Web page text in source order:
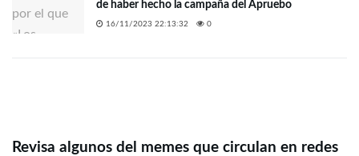
de haber hecho la campaña del Apruebo
16/11/2023 22:13:32 0
Revisa algunos del memes que circulan en redes